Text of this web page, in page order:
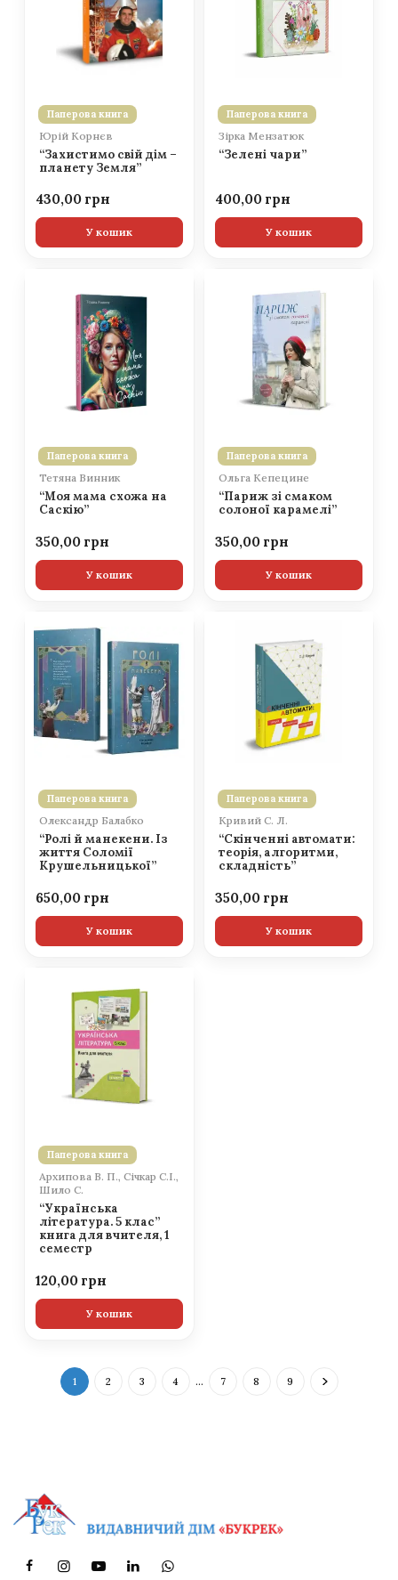
Паперова книга
Юрій Корнєв
“Захистимо свій дім –
планету Земля”
430,00
У кошик
Паперова книга
Зірка Мензатюк
“Зелені чари”
400,00
У кошик
Паперова книга
Тетяна Винник
“Моя мама схожа на
Саскію”
350,00
У кошик
Паперова книга
Ольга Кепецине
“Париж зі смаком
солоної карамелі”
350,00
У кошик
Паперова книга
Олександр Балабко
“Ролі й манекени. Із
життя Соломії
Крушельницької”
650,00
У кошик
Паперова книга
Кривий С. Л.
“Скінченні автомати:
теорія, алгоритми,
складність”
350,00
У кошик
Паперова книга
Архипова В. П., Січкар С.І.,
Шило С.
“Українська
література. 5 клас”
книга для вчителя, 1
семестр
120,00
У кошик
1 2 3 4 … 7 8 9